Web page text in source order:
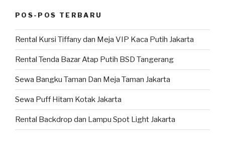
POS-POS TERBARU
Rental Kursi Tiffany dan Meja VIP Kaca Putih Jakarta
Rental Tenda Bazar Atap Putih BSD Tangerang
Sewa Bangku Taman Dan Meja Taman Jakarta
Sewa Puff Hitam Kotak Jakarta
Rental Backdrop dan Lampu Spot Light Jakarta